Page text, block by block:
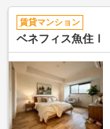
賃貸マンション
ベネフィス魚住Ⅰ